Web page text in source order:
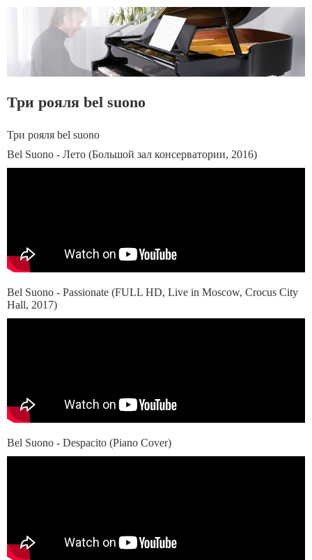
Три рояля bel suono
Три рояля bel suono
Bel Suono - Лето (Большой зал консерватории, 2016)
Bel Suono - Passionate (FULL HD, Live in Moscow, Crocus City
Hall, 2017)
Bel Suono - Despacito (Piano Cover)